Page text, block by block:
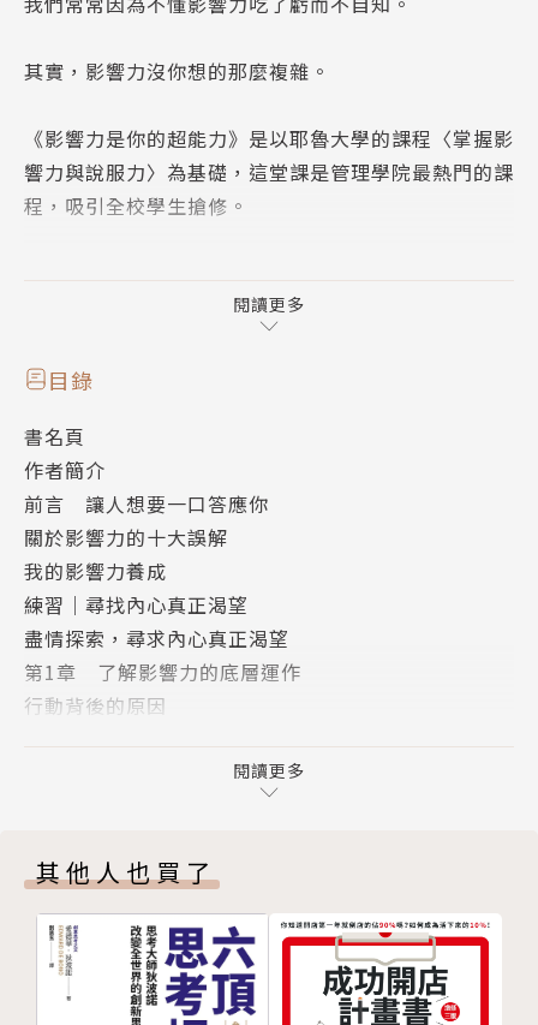
其實，影響力沒你想的那麼複雜。
《影響力是你的超能力》是以耶魯大學的課程〈掌握影
響力與說服力〉為基礎，這堂課是管理學院最熱門的課
程，吸引全校學生搶修。
學，整理出人人可練習的關鍵技術，用簡單的方式提供
效果出奇顯著的驚人洞見、微小改變，以及容易上手的
行動，讓你學會如何在不妥協的情況下得到你想要的，
影響力不是像你想的那樣運作。作者在書中也指出對影
響力常見的誤解，例如，覺得要求更多可能討人厭、影
響力是要說服不相信的人、談判時一場硬仗等。
拋開常見的誤解，了解為什麼你的慣用對策往往成效不
彰，找出對行為影響最大的關鍵。學會更自在、更有創
意地協商，影響那些討厭別人在一旁指揮的人，培養更
多的魅力，盡早識破騙子與操縱者。
《影響力是你的超能力》將教你如何改變生活、組織，
一致推薦
《影響力》作者羅伯特‧席爾迪尼（Robert Cialdin
閱讀更多
目錄
書名頁
作者簡介
前言 讓人想要一口答應你
關於影響力的十大誤解
我的影響力養成
練習｜尋找內心真正渴望
盡情探索，尋求內心真正渴望
第1章 了解影響力的底層運作
行動背後的原因
引導對方逐步邁向目標
第2章 學會拒絕，就更會提要求
說「不」挑戰
界線
透過拒絕培養韌性
閱讀更多
其他人也買了